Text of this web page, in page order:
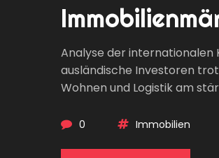
Analyse der internationalen
ausländische Investoren
Wohnen und Logistik am
0 Immobilien